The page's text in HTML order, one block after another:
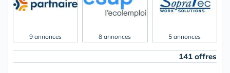
9 annonces 8 annonces 5 annonces
141 offres